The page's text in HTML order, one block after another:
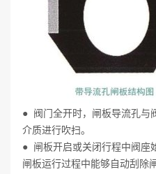
● 阀门全开时，闸板导流孔与
介质进行吹扫。
● 闸板开启或关闭行程中阀座
闸板运行过程中能够自动刮除